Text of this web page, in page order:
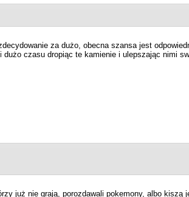
za dużo, obecna szansa jest
czasu dropiąc te kamienie i ulepszając nimi
już nie grają, porozdawali pokemony, albo kiszą